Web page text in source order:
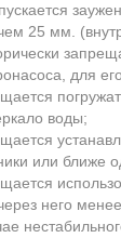
25 мм.
для
воды;
или ближе
него